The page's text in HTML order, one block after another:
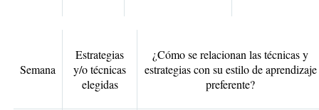
Semana
Estrategias
y/o técnicas
elegidas
¿Cómo se relacionan las técnicas y
estrategias con su estilo de aprendizaje
preferente?